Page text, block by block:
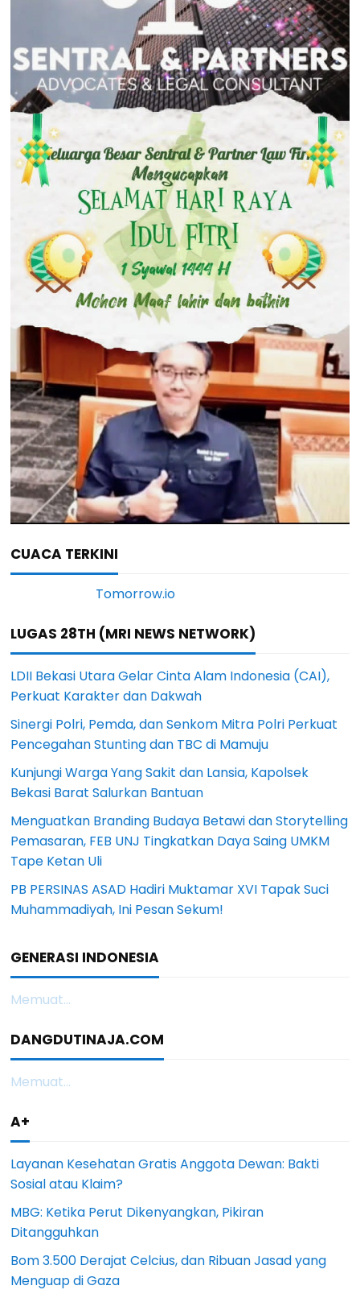
CUACA TERKINI
LUGAS 28TH (MRI NEWS NETWORK)
LDII Bekasi Utara Gelar Cinta Alam Indonesia (CAI),
Perkuat Karakter dan Dakwah
Sinergi Polri, Pemda, dan Senkom Mitra Polri Perkuat
Pencegahan Stunting dan TBC di Mamuju
Kunjungi Warga Yang Sakit dan Lansia, Kapolsek
Bekasi Barat Salurkan Bantuan
Menguatkan Branding Budaya Betawi dan Storytelling
Pemasaran, FEB UNJ Tingkatkan Daya Saing UMKM
Tape Ketan Uli
PB PERSINAS ASAD Hadiri Muktamar XVI Tapak Suci
Muhammadiyah, Ini Pesan Sekum!
GENERASI INDONESIA
Memuat...
DANGDUTINAJA.COM
Memuat...
A+
Layanan Kesehatan Gratis Anggota Dewan: Bakti
Sosial atau Klaim?
MBG: Ketika Perut Dikenyangkan, Pikiran
Ditangguhkan
Bom 3.500 Derajat Celcius, dan Ribuan Jasad yang
Menguap di Gaza